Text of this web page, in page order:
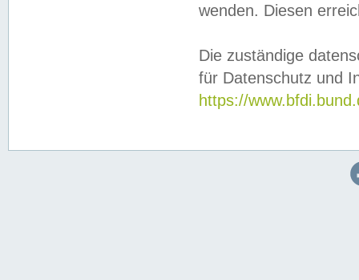
wenden. Diesen
Die zuständige
für Datenschutz und
https://